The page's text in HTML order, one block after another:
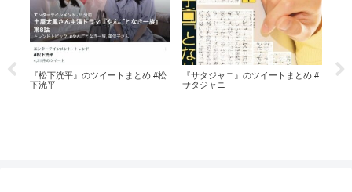
小
『松下洸平』のツイートまとめ #松
下洸平
『サタジャニ』のツイートまとめ #
サタジャニ